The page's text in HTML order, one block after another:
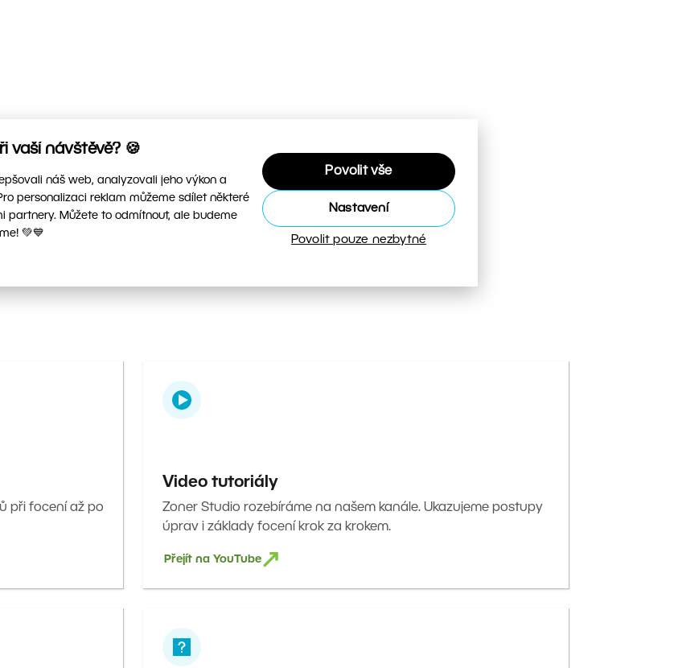
vaší návštěvě? 🍪
náš web, analyzovali jeho výkon a
personalizaci reklam můžeme sdílet některé
partnery. Můžete to odmítnout, ale budeme
💚💙
Povolit vše
Nastavení
Povolit pouze nezbytné
videa i hotové presety, abyste mohli
při focení až po
Video tutoriály
Zoner Studio rozebíráme na našem kanále. Ukazujeme postupy
úprav i základy focení krok za krokem.
Přejít na YouTube